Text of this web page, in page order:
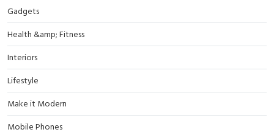
Gadgets
Health &amp; Fitness
Interiors
Lifestyle
Make it Modern
Mobile Phones